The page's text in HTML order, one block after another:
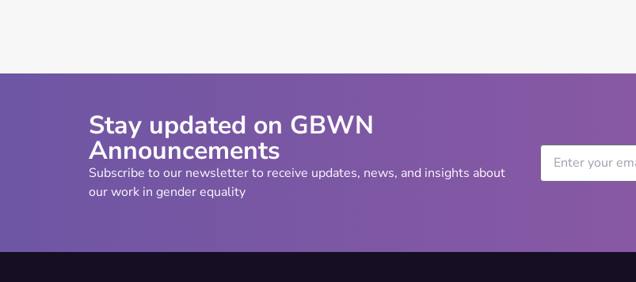
Stay updated on GBWN
Announcements
Subscribe to our newsletter to receive updates, news, and insights about
our work in gender equality